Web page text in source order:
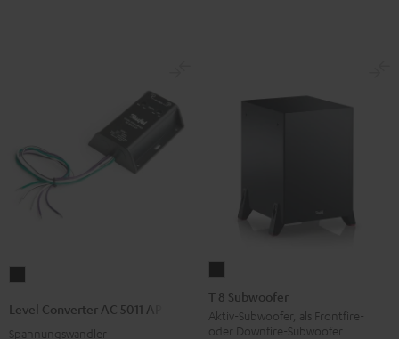
AC
Level Converter AC 5011 AP
Spannungswandler
8
Subwoofer
Schwarz
T 8 Subwoofer
Aktiv-Subwoofer, als Frontfire-
oder Downfire-Subwoofer